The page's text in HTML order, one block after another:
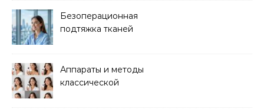
Безоперационная
подтяжка тканей
Аппараты и методы
классической